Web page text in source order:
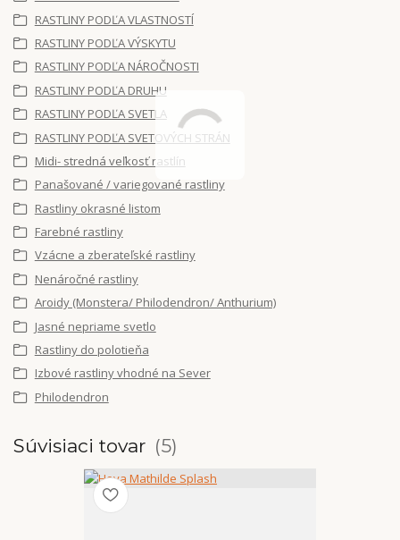
RASTLINY PODĽA VLASTNOSTÍ
RASTLINY PODĽA VÝSKYTU
RASTLINY PODĽA NÁROČNOSTI
RASTLINY PODĽA DRUHU
RASTLINY PODĽA SVETLA
RASTLINY PODĽA SVETOVÝCH STRÁN
Midi- stredná veľkosť rastlín
Panašované / variegované rastliny
Rastliny okrasné listom
Farebné rastliny
Vzácne a zberateľské rastliny
Nenáročné rastliny
Aroidy (Monstera/ Philodendron/ Anthurium)
Jasné nepriame svetlo
Rastliny do polotieňa
Izbové rastliny vhodné na Sever
Philodendron
Súvisiaci tovar 5